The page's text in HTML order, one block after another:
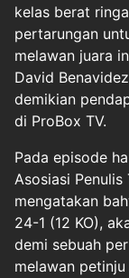
kelas berat
pertarungan
melawan juara
David
demikian
di ProBox TV.
Pada episode
Asosiasi
mengatakan
24-1 (12 KO),
demi sebuah
melawan